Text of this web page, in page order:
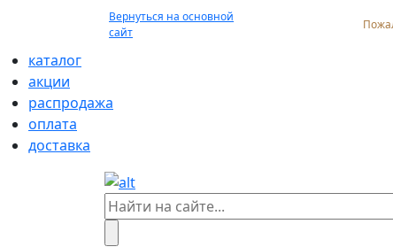
Вернуться на основной
сайт
каталог
акции
распродажа
оплата
доставка